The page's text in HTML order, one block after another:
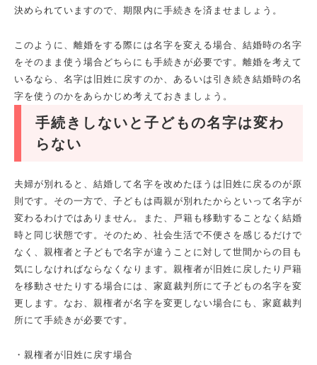
決められていますので、期限内に手続きを済ませましょう。
このように、離婚をする際には名字を変える場合、結婚時の名字
をそのまま使う場合どちらにも手続きが必要です。離婚を考えて
いるなら、名字は旧姓に戻すのか、あるいは引き続き結婚時の名
字を使うのかをあらかじめ考えておきましょう。
手続きしないと子どもの名字は変わ
らない
夫婦が別れると、結婚して名字を改めたほうは旧姓に戻るのが原
則です。その一方で、子どもは両親が別れたからといって名字が
変わるわけではありません。また、戸籍も移動することなく結婚
時と同じ状態です。そのため、社会生活で不便さを感じるだけで
なく、親権者と子どもで名字が違うことに対して世間からの目も
気にしなければならなくなります。親権者が旧姓に戻したり戸籍
を移動させたりする場合には、家庭裁判所にて子どもの名字を変
更します。なお、親権者が名字を変更しない場合にも、家庭裁判
所にて手続きが必要です。
・親権者が旧姓に戻す場合